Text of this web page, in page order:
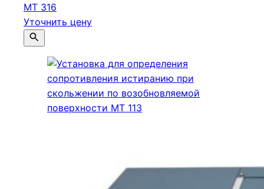
МТ 316
Уточнить цену